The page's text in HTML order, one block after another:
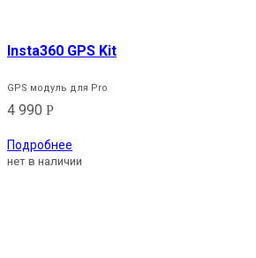
Insta360 GPS Kit
GPS модуль для Pro
4 990 Р
Подробнее
нет в наличии